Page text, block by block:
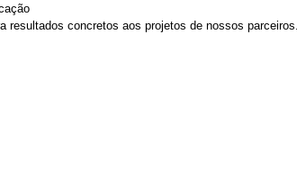
resultados concretos aos projetos de nossos parceiros.